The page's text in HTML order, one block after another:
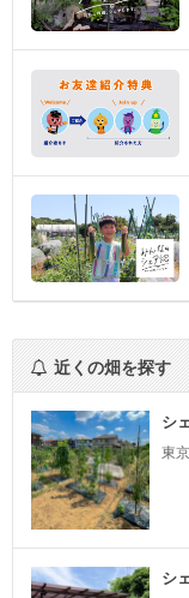
近くの畑を探す
シ
東
シ